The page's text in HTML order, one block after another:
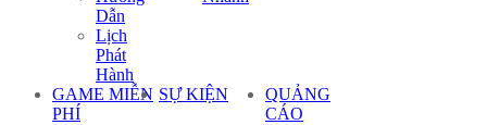
Dẫn
Lịch
Phát
Hành
GAME MIỄN
PHÍ
SỰ KIỆN
QUẢNG
CÁO